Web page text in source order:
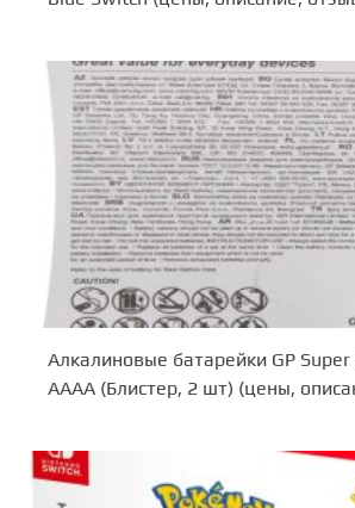
Алкалиновые батарейки GP
АААA (Блистер, 2 шт) (цены,